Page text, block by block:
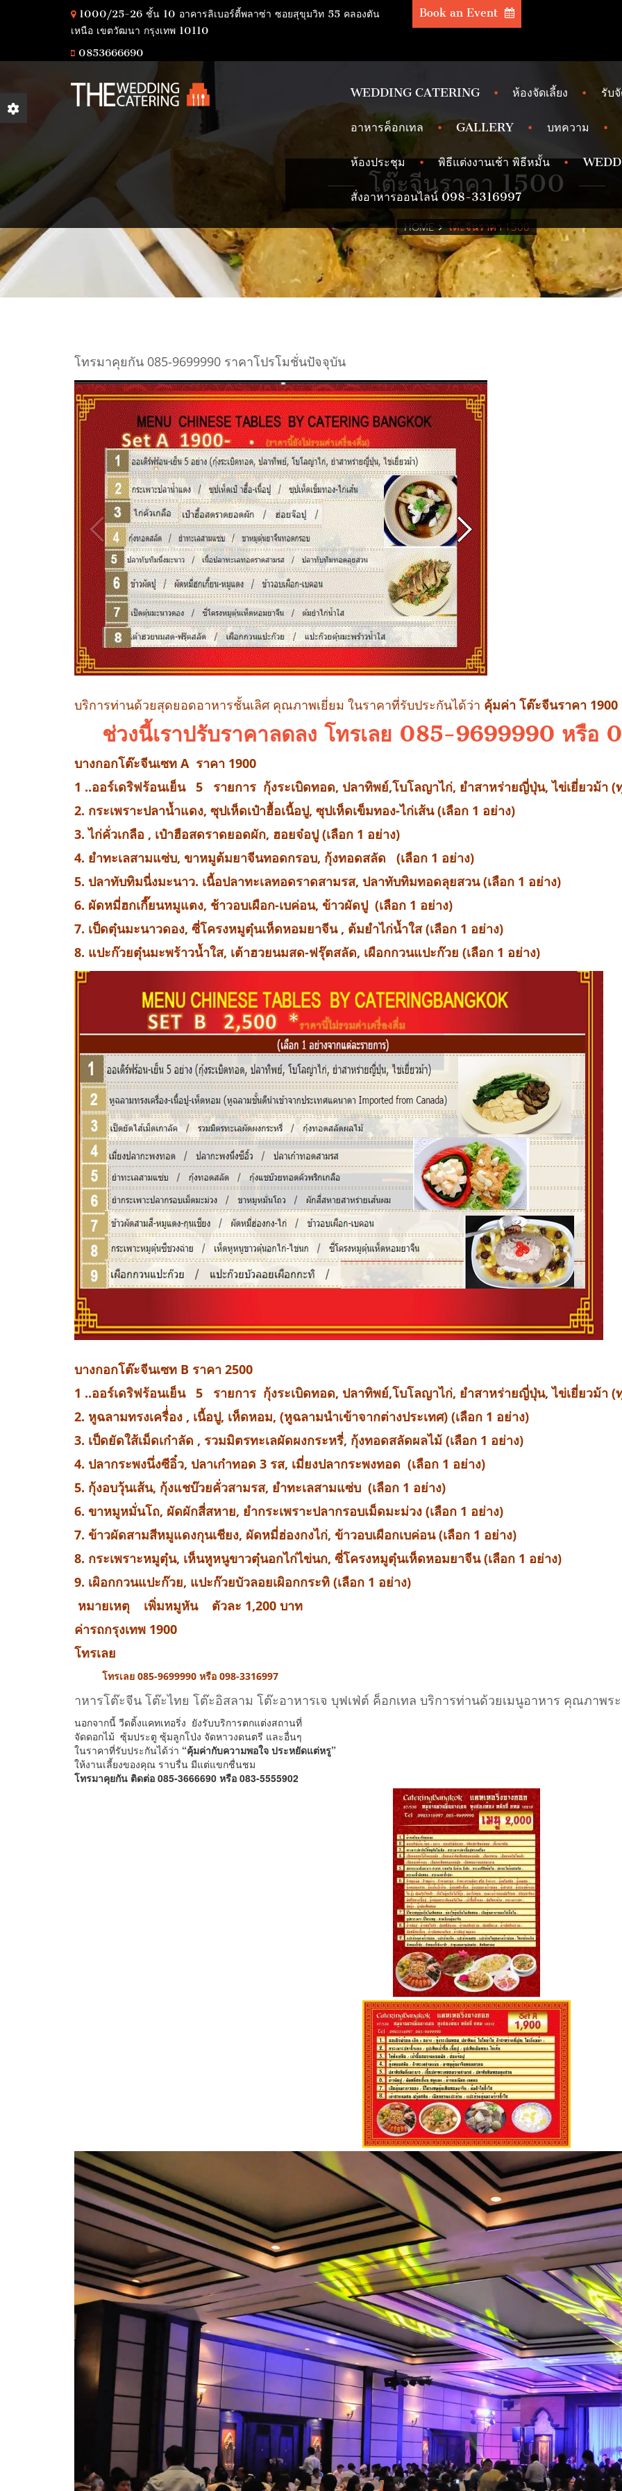
1000/25-26 ชั้น 10 อาคารลิเบอร์ตี้พลาซ่า ซอยสุขุมวิท 55 คลองตัน
เหนือ เขตวัฒนา กรุงเทพ 10110
0853666690
Book an Event
WEDDING CATERING ห้องจัดเลี้ยง รับ
อาหารค็อกเทล GALLERY บทความ
ห้องประชุม พิธีแต่งงานเช้า พิธีหมั้น
สั่งอาหารออนไลน์ 098-3316997
โต๊ะจีนราคา 1500
HOME โต๊ะจีนราคา 1500
โทรมาคุยกัน 085-9699990 ราคาโปรโมชั่นปัจจุบัน
บริการท่านด้วยสุดยอดอาหารชั้นเลิศ คุณภาพเยี่ยม ในราคาที่รับประกันได้ว่า คุ้มค่า โต๊ะจีนราคา 1900
ช่วงนี้เราปรับราคาลดลง โทรเลย 085-9699990 หรือ
บางกอกโต๊ะจีนเซท Aราคา 1900
1 ..ออร์เดริฟร้อนเย็น 5 รายการ กุ้งระเบิดทอด, ปลาทิพย์,โบโลญาไก่, ยำสาหร่ายญี่ปุ่น, ไข่เยี่ยวม้า (
2. กระเพราะปลาน้ำแดง, ซุปเห็ดเป๋าฮื้อเนื้อปู, ซุปเห็ดเข็มทอง-ไก่เส้น (เลือก 1 อย่าง)
3. ไก่คั่วเกลือ , เป๋าฮือสดราดยอดผัก, ฮอยจ๋อปู (เลือก 1 อย่าง)
4. ยำทะเลสามแซ่บ, ขาหมูต้มยาจีนทอดกรอบ, กุ้งทอดสลัด (เลือก 1 อย่าง)
5. ปลาทับทิมนี่งมะนาว. เนื้อปลาทะเลทอดราดสามรส, ปลาทับทิมทอดลุยสวน (เลือก 1 อย่าง)
6. ผัดหมี่ฮกเกี๊ยนหมูแตง, ช้าวอบเผือก-เบค่อน, ข้าวผัดปู (เลือก 1 อย่าง)
7. เป็ดตุ๋นมะนาวดอง, ซี่โครงหมูตุ๋นเห็ดหอมยาจีน , ต้มยำไก่น้ำใส (เลือก 1 อย่าง)
8. แปะก๊วยตุ๋นมะพร้าวน้ำใส, เต้าฮวยนมสด-ฟรุ๊ตสลัด, เผือกกวนแปะก๊วย (เลือก 1 อย่าง)
บางกอกโต๊ะจีนเซท B ราคา 2500
1 ..ออร์เดริฟร้อนเย็น 5 รายการ กุ้งระเบิดทอด, ปลาทิพย์,โบโลญาไก่, ยำสาหร่ายญี่ปุ่น, ไข่เยี่ยวม้า (
2. หูฉลามทรงเครื่่อง , เนื้อปู, เห็ดหอม, (หูฉลามนำเข้าจากต่างประเทศ) (เลือก 1 อย่าง)
3. เป็ดยัดใส้เม็ดเก๋าลัด , รวมมิตรทะเลผัดผงกระหรี่, กุ้งทอดสลัดผลไม้ (เลือก 1 อย่าง)
4. ปลากระพงนึ่งซีอิ๋ว, ปลาเก๋าทอด 3 รส, เมี่ยงปลากระพงทอด (เลือก 1 อย่าง)
5. กุ้งอบวุ้นเส้น, กุ้งแชบ๊วยคั่วสามรส, ยำทะเลสามแซ่บ (เลือก 1 อย่าง)
6. ขาหมูหมั่นโถ, ผัดผักสี่สหาย, ยำกระเพราะปลากรอบเม็ดมะม่วง (เลือก 1 อย่าง)
7. ข้าวผัดสามสีหมูแดงกุนเชียง, ผัดหมี่ฮ่องกงไก่, ข้าวอบเผือกเบค่อน (เลือก 1 อย่าง)
8. กระเพราะหมูตุ๋น, เห็นหูหนูขาวตุ๋นอกไก่ไข่นก, ซี่โครงหมูตุ๋นเห็ดหอมยาจีน (เลือก 1 อย่าง)
9. เผิอกกวนแปะก๊วย, แปะก๊วยบัวลอยเผิอกกระทิ (เลือก 1 อย่าง)
หมายเหตุ เพิ่มหมูหัน ตัวละ 1,200 บาท
ค่ารถกรุงเทพ 1900
โทรเลย
โทรเลย 085-9699990 หรือ 098-3316997
าหารโต๊ะจีน โต๊ะไทย โต๊ะอิสลาม โต๊ะอาหารเจ บุฟเฟ่ต์ ค็อกเทล บริการท่านด้วยเมนูอาหาร คุณภาพ
นอกจากนี้ วีดดิ้งแคทเทอริ่ง ยังรับบริการตกแต่งสถานที่
จัดดอกไม้ ซุ้มประตู ซุ้มลูกโป่ง จัดหาวงดนตรี และอื่นๆ
ในราคาที่รับประกันได้ว่า “คุ้มค่ากับความพอใจ ประหยัดแต่หรู”
ให้งานเลี้ยงของคุณ ราบรื่น มีแต่แขกชื่นชม
โทรมาคุยกัน ติดต่อ 085-3666690 หรือ 083-5555902